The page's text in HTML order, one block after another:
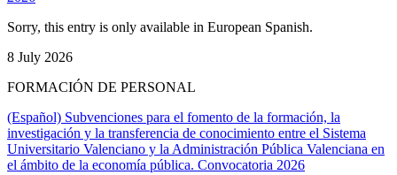
Sorry, this entry is only available in European Spanish.
8 July 2026
FORMACIÓN DE PERSONAL
(Español) Subvenciones para el fomento de la formación, la
investigación y la transferencia de conocimiento entre el Sistema
Universitario Valenciano y la Administración Pública Valenciana en
el ámbito de la economía pública. Convocatoria 2026